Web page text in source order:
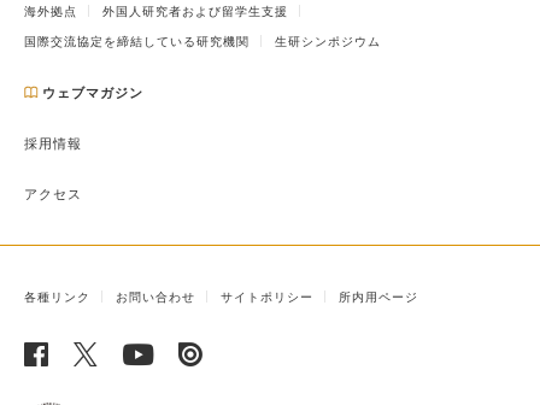
海外拠点 外国人研究者および留学生支援
国際交流協定を締結している研究機関 生研シンポジウム
ウェブマガジン
採用情報
アクセス
各種リンク お問い合わせ サイトポリシー 所内用ページ